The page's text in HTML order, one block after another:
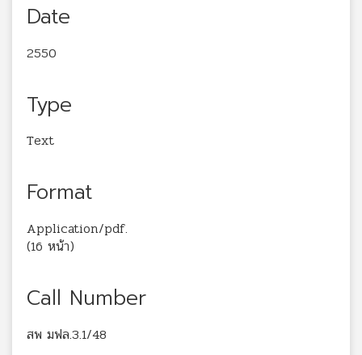
Date
2550
Type
Text
Format
Application/pdf.
(16 หน้า)
Call Number
สพ มฟล.3.1/48